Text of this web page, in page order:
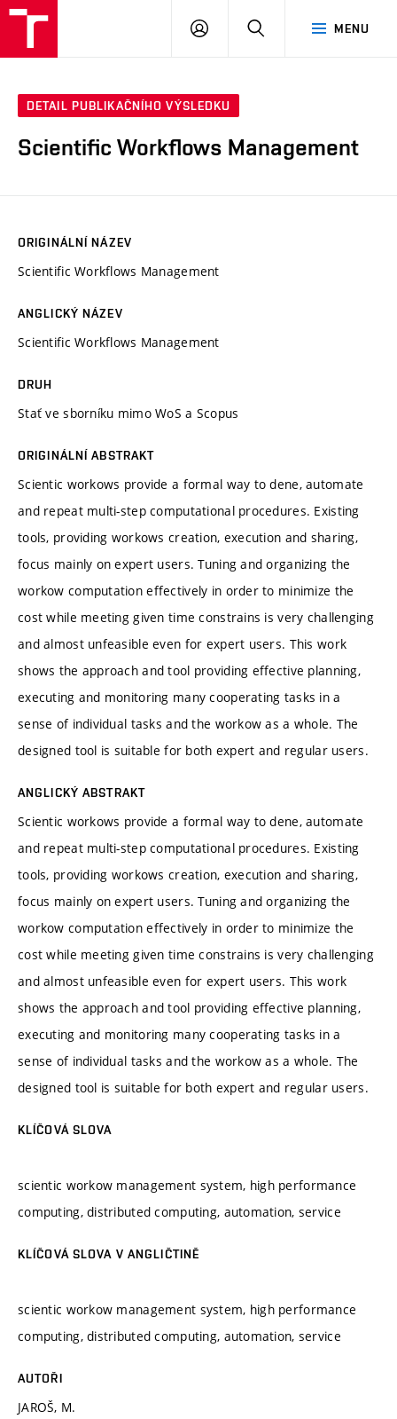
MENU
PŘIHLÁSIT
DETAIL PUBLIKAČNÍHO VÝSLEDKU
Scientific Workflows Management
ORIGINÁLNÍ NÁZEV
Scientific Workflows Management
ANGLICKÝ NÁZEV
Scientific Workflows Management
DRUH
Stať ve sborníku mimo WoS a Scopus
ORIGINÁLNÍ ABSTRAKT
Scientic workows provide a formal way to dene, automate
and repeat multi-step computational procedures. Existing
tools, providing workows creation, execution and sharing,
focus mainly on expert users. Tuning and organizing the
workow computation effectively in order to minimize the
cost while meeting given time constrains is very challenging
and almost unfeasible even for expert users. This work
shows the approach and tool providing effective planning,
executing and monitoring many cooperating tasks in a
sense of individual tasks and the workow as a whole. The
designed tool is suitable for both expert and regular users.
ANGLICKÝ ABSTRAKT
Scientic workows provide a formal way to dene, automate
and repeat multi-step computational procedures. Existing
tools, providing workows creation, execution and sharing,
focus mainly on expert users. Tuning and organizing the
workow computation effectively in order to minimize the
cost while meeting given time constrains is very challenging
and almost unfeasible even for expert users. This work
shows the approach and tool providing effective planning,
executing and monitoring many cooperating tasks in a
sense of individual tasks and the workow as a whole. The
designed tool is suitable for both expert and regular users.
KLÍČOVÁ SLOVA
scientic workow management system, high performance
computing, distributed computing, automation, service
KLÍČOVÁ SLOVA V ANGLIČTINĚ
scientic workow management system, high performance
computing, distributed computing, automation, service
AUTOŘI
JAROŠ, M.